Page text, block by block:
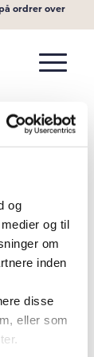
og
og til
om
inden
disse
eller som
ordrer over